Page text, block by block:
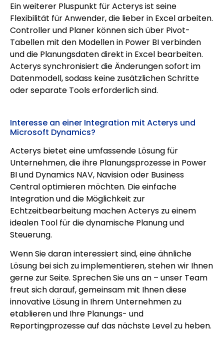
Ein weiterer Pluspunkt für Acterys ist seine
Flexibilität für Anwender, die lieber in Excel arbeiten.
Controller und Planer können sich über Pivot-
Tabellen mit den Modellen in Power BI verbinden
und die Planungsdaten direkt in Excel bearbeiten.
Acterys synchronisiert die Änderungen sofort im
Datenmodell, sodass keine zusätzlichen Schritte
oder separate Tools erforderlich sind.
Interesse an einer Integration mit Acterys und
Microsoft Dynamics?
Acterys bietet eine umfassende Lösung für
Unternehmen, die ihre Planungsprozesse in Power
BI und Dynamics NAV, Navision oder Business
Central optimieren möchten. Die einfache
Integration und die Möglichkeit zur
Echtzeitbearbeitung machen Acterys zu einem
idealen Tool für die dynamische Planung und
Steuerung.
Wenn Sie daran interessiert sind, eine ähnliche
Lösung bei sich zu implementieren, stehen wir Ihnen
gerne zur Seite. Sprechen Sie uns an – unser Team
freut sich darauf, gemeinsam mit Ihnen diese
innovative Lösung in Ihrem Unternehmen zu
etablieren und Ihre Planungs- und
Reportingprozesse auf das nächste Level zu heben.